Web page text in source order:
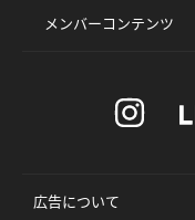
メンバーコンテンツ
広告について